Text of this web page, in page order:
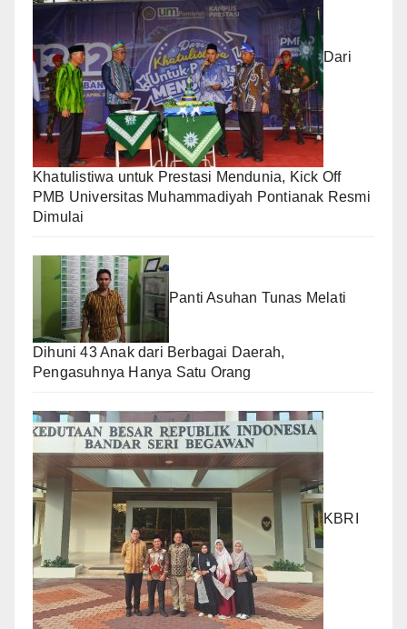
Dari
Khatulistiwa untuk Prestasi Mendunia, Kick Off
PMB Universitas Muhammadiyah Pontianak Resmi
Dimulai
Panti Asuhan Tunas Melati
Dihuni 43 Anak dari Berbagai Daerah,
Pengasuhnya Hanya Satu Orang
KBRI